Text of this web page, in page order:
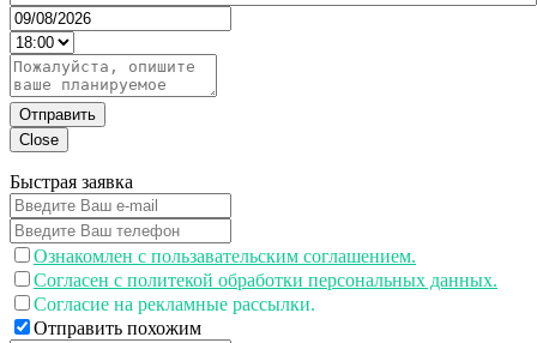
Отправить
Close
Быстрая заявка
Ознакомлен с пользавательским соглашением.
Согласен с политекой обработки персональных данных.
Согласие на рекламные рассылки.
Отправить похожим